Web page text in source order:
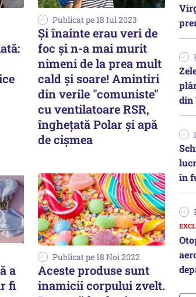
Publicat pe 18 Iul 2023
Şi înainte erau veri de
foc şi n-a mai murit
nimeni de la prea mult
cald şi soare! Amintiri
din verile "comuniste"
cu ventilatoare RSR,
îngheţată Polar şi apă
de cişmea
a
fi
Publicat pe 18 Noi 2022
Aceste produse sunt
inamicii corpului zvelt.
din
în